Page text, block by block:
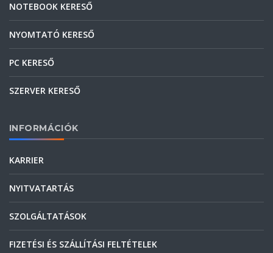
NOTEBOOK KERESŐ
NYOMTATÓ KERESŐ
PC KERESŐ
SZERVER KERESŐ
INFORMÁCIÓK
KARRIER
NYITVATARTÁS
SZOLGÁLTATÁSOK
FIZETÉSI ÉS SZÁLLÍTÁSI FELTÉTELEK